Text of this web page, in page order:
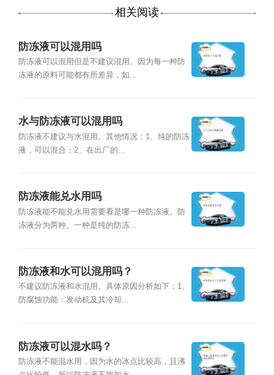
相关阅读
防冻液可以混用吗
防冻液可以混用但是不建议混用。因为每一种防
冻液的原料可能都有所差异，如...
水与防冻液可以混用吗
防冻液不建议与水混用。其他情况：1、纯的防冻
液，可以混合；2、在出厂的...
防冻液能兑水用吗
防冻液能不能兑水用需要看是哪一种防冻液。防
冻液分为两种。一种是纯的防冻...
防冻液和水可以混用吗？
不建议防冻液和水混用。具体原因分析如下：1、
防腐蚀功能：发动机及其冷却...
防冻液可以混水吗？
防冻液不能混水用，因为水的冰点比较高，且沸